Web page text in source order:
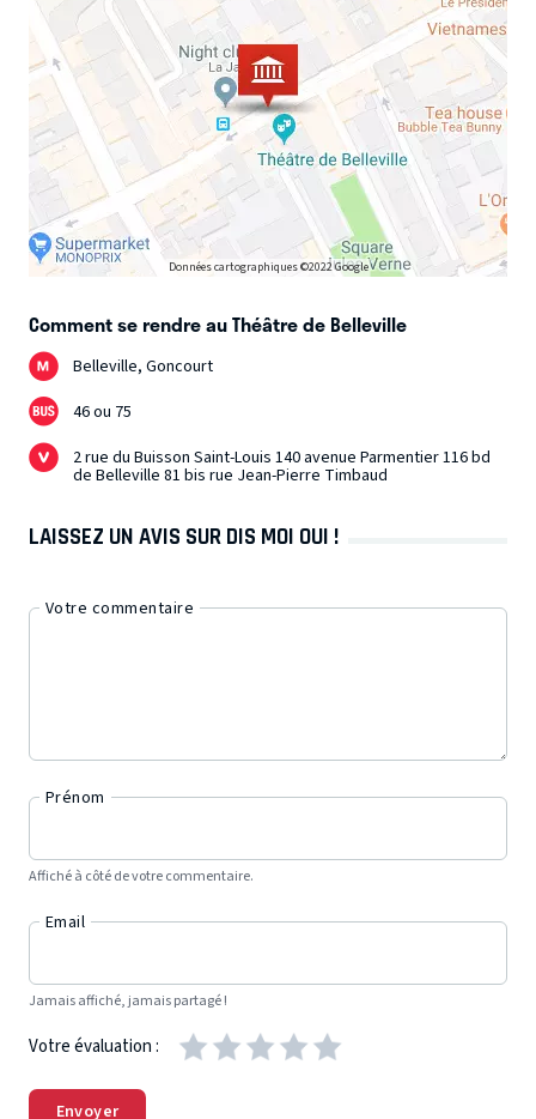
Données cartographiques ©2022 Google
Comment se rendre au Théâtre de Belleville
Belleville, Goncourt
46 ou 75
2 rue du Buisson Saint-Louis 140 avenue Parmentier 116 bd
de Belleville 81 bis rue Jean-Pierre Timbaud
LAISSEZ UN AVIS SUR DIS MOI OUI !
Votre commentaire
Prénom
Affiché à côté de votre commentaire.
Email
Jamais affiché, jamais partagé !
Votre évaluation :
Envoyer